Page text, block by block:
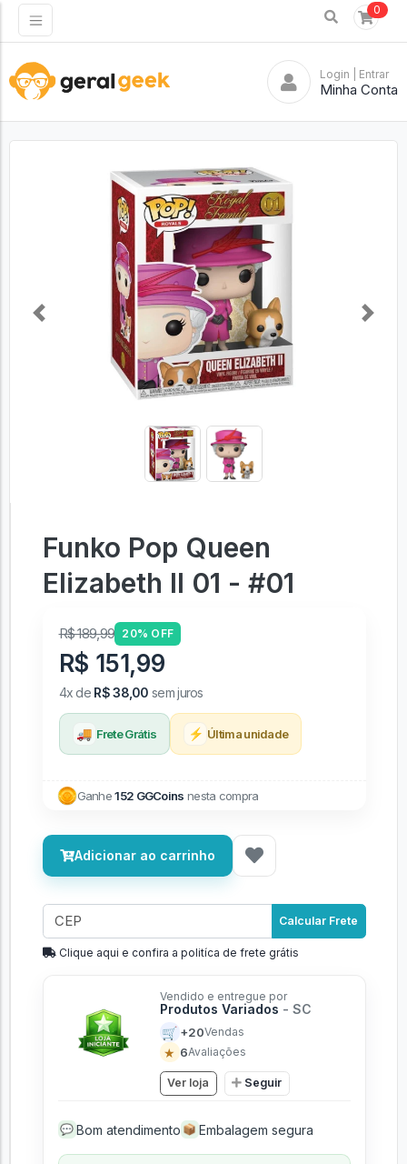
0
Login | Entrar
Minha Conta
Previous Next
Funko Pop Queen
Elizabeth II 01 - #01
R$ 189,99 20% OFF
R$ 151,99
4x de R$ 38,00 sem juros
🚚 Frete Grátis ⚡ Última unidade
Ganhe152 GGCoins nesta compra
Adicionar ao carrinho
Calcular Frete
Clique aqui e confira a politíca de frete grátis
Vendido e entregue por
Produtos Variados - SC
🛒 +20Vendas
★ 6Avaliações
Ver loja Seguir
💬 Bom atendimento 📦 Embalagem segura